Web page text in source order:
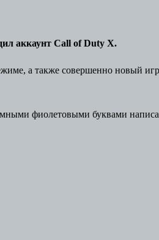
аккаунт Call of Duty X.
а также совершенно новый